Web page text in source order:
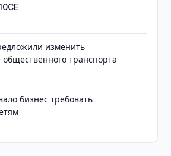
изменить
транспорта
бизнес требовать